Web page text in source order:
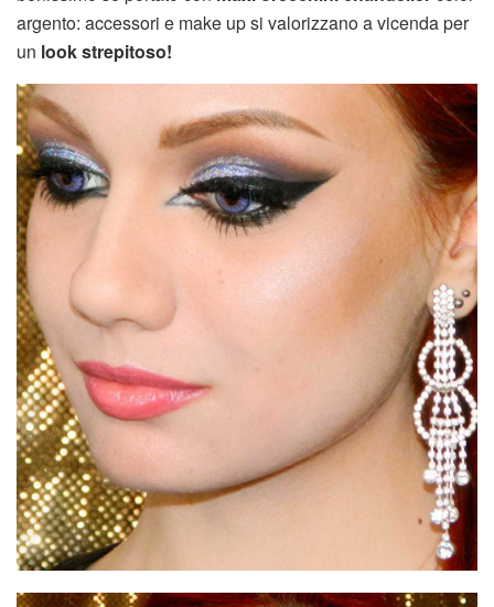
argento: accessori e make up si valorizzano a vicenda per
un look strepitoso!